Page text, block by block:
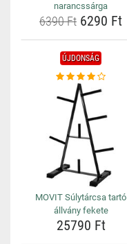
narancssárga
6390 Ft 6290 Ft
ÚJDONSÁG
MOVIT Súlytárcsa tartó
állvány fekete
25790 Ft